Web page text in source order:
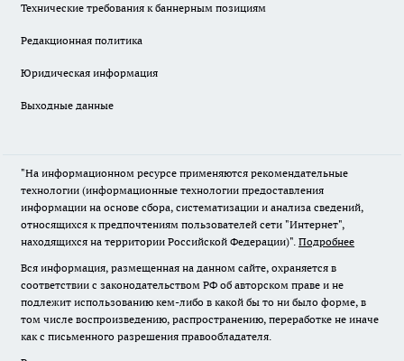
Технические требования к баннерным позициям
Редакционная политика
Юридическая информация
Выходные данные
"На информационном ресурсе применяются рекомендательные
технологии (информационные технологии предоставления
информации на основе сбора, систематизации и анализа сведений,
относящихся к предпочтениям пользователей сети "Интернет",
находящихся на территории Российской Федерации)". Подробнее
Вся информация, размещенная на данном сайте, охраняется в
соответствии с законодательством РФ об авторском праве и не
подлежит использованию кем-либо в какой бы то ни было форме, в
том числе воспроизведению, распространению, переработке не иначе
как с письменного разрешения правообладателя.